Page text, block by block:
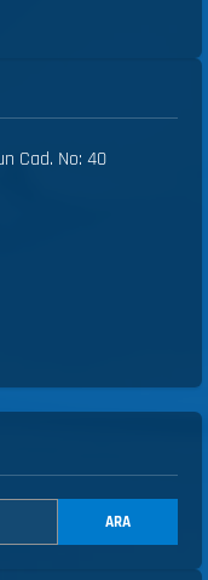
Cad. No: 40
ARA